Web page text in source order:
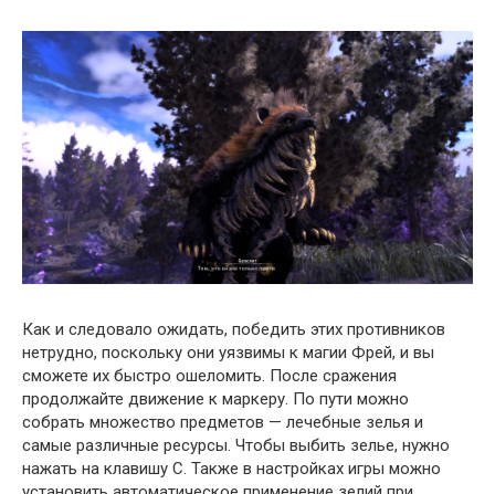
Как и следовало ожидать, победить этих противников
нетрудно, поскольку они уязвимы к магии Фрей, и вы
сможете их быстро ошеломить. После сражения
продолжайте движение к маркеру. По пути можно
собрать множество предметов — лечебные зелья и
самые различные ресурсы. Чтобы выбить зелье, нужно
нажать на клавишу C. Также в настройках игры можно